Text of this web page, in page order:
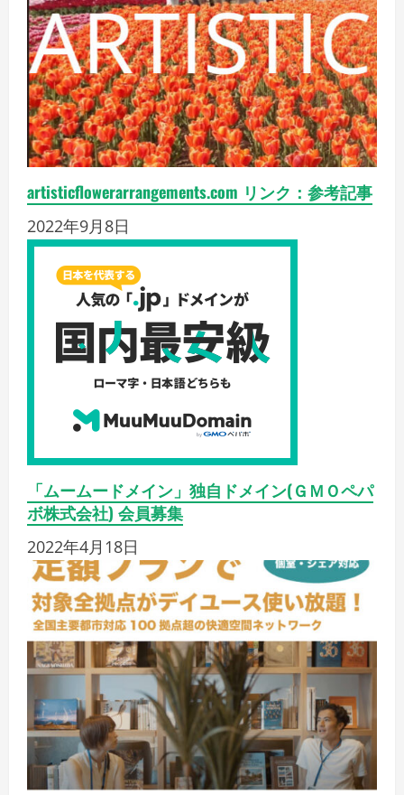
artisticflowerarrangements.com リンク：参考記事
2022年9月8日
「ムームードメイン」独自ドメイン(ＧＭＯペパ
ボ株式会社) 会員募集
2022年4月18日